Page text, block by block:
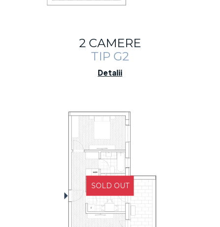
2 CAMERE
TIP G2
Detalii
SOLD OUT